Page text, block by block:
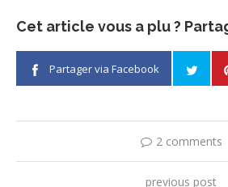
Cet article vous a plu ?
Partager via Facebook
2 comments
previous post